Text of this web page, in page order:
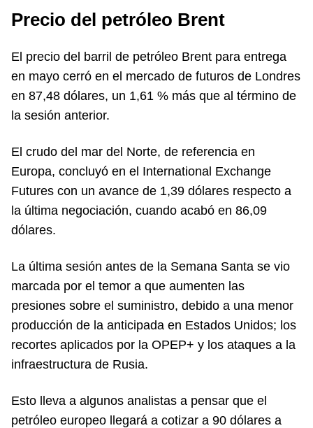
Precio del petróleo Brent
El precio del barril de petróleo Brent para entrega
en mayo cerró en el mercado de futuros de Londres
en 87,48 dólares, un 1,61 % más que al término de
la sesión anterior.
El crudo del mar del Norte, de referencia en
Europa, concluyó en el International Exchange
Futures con un avance de 1,39 dólares respecto a
la última negociación, cuando acabó en 86,09
dólares.
La última sesión antes de la Semana Santa se vio
marcada por el temor a que aumenten las
presiones sobre el suministro, debido a una menor
producción de la anticipada en Estados Unidos; los
recortes aplicados por la OPEP+ y los ataques a la
infraestructura de Rusia.
Esto lleva a algunos analistas a pensar que el
petróleo europeo llegará a cotizar a 90 dólares a